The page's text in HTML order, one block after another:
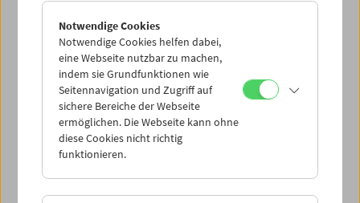
Vielleicht können Sie den von Ihnen gewünschten Inhalt
über unsere Startseite finden:
www.filmmuseum.at
Share on
Notwendige Cookies
Notwendige Cookies helfen dabei,
eine Webseite nutzbar zu machen,
indem sie Grundfunktionen wie
Seitennavigation und Zugriff auf
sichere Bereiche der Webseite
ermöglichen. Die Webseite kann ohne
diese Cookies nicht richtig
funktionieren.